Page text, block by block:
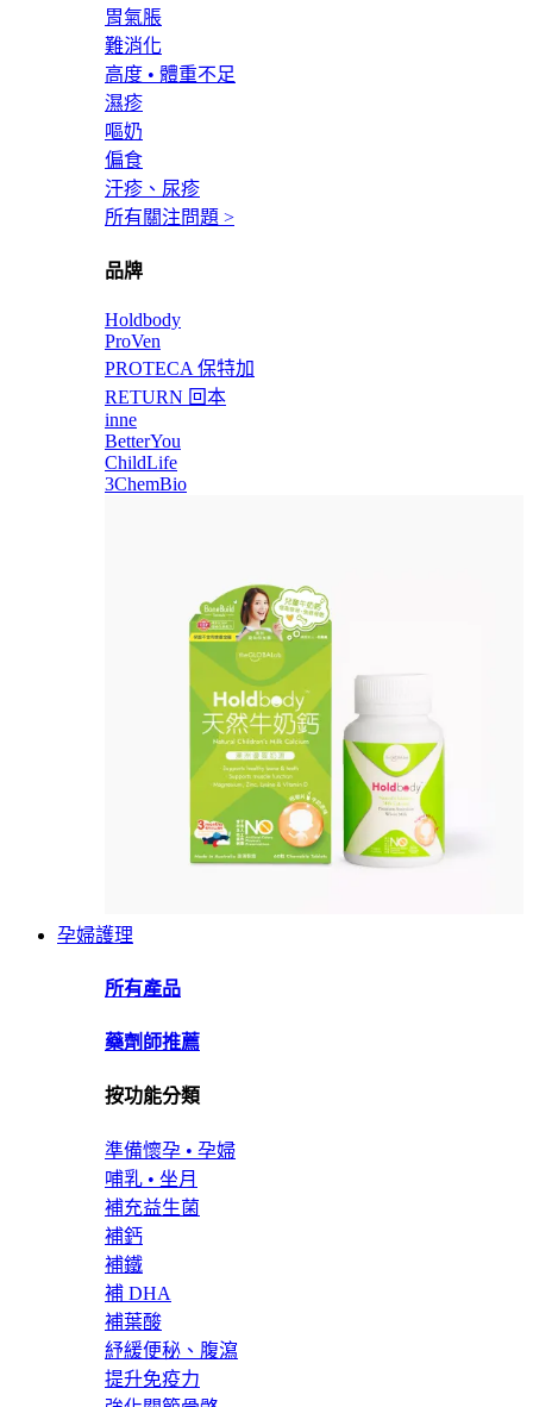
胃氣脹
難消化
高度 • 體重不足
濕疹
嘔奶
偏食
汗疹、尿疹
所有關注問題 >
品牌
Holdbody
ProVen
PROTECA 保特加
RETURN 回本
inne
BetterYou
ChildLife
3ChemBio
孕婦護理
所有產品
藥劑師推薦
按功能分類
準備懷孕 • 孕婦
哺乳 • 坐月
補充益生菌
補鈣
補鐵
補 DHA
補葉酸
紓緩便秘、腹瀉
提升免疫力